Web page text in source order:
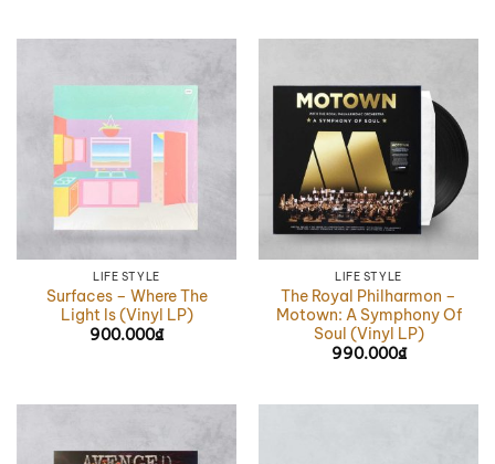
LIFE STYLE
Surfaces – Where The
Light Is (Vinyl LP)
900.000₫
LIFE STYLE
The Royal Philharmon –
Motown: A Symphony Of
Soul (Vinyl LP)
990.000₫